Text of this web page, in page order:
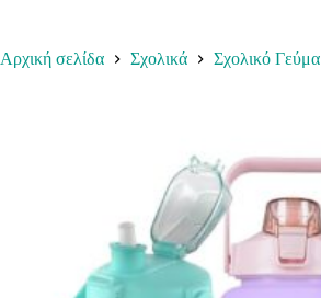
Αρχική σελίδα Σχολικά Σχολικό Γεύμα